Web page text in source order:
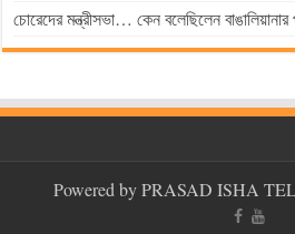
চোরেদের মন্ত্রীসভা… কেন বলেছিলেন
Powered by PRASAD ISHA